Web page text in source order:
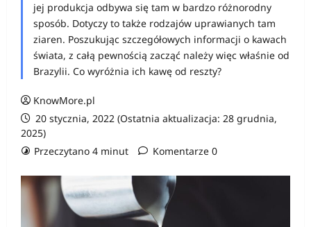
jej produkcja odbywa się tam w bardzo różnorodny
sposób. Dotyczy to także rodzajów uprawianych tam
ziaren. Poszukując szczegółowych informacji o kawach
świata, z całą pewnością zacząć należy więc właśnie od
Brazylii. Co wyróżnia ich kawę od reszty?
KnowMore.pl
20 stycznia, 2022 (Ostatnia aktualizacja: 28 grudnia,
2025)
Przeczytano 4 minut
Komentarze 0